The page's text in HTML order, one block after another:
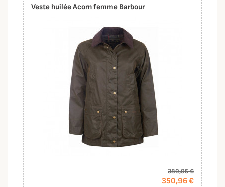
Veste huilée Acorn femme Barbour
389,95 €
350,96 €